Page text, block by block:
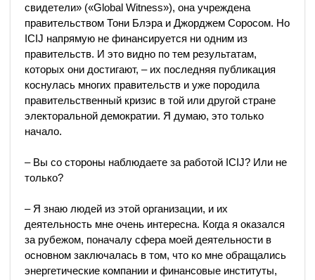
свидетели» («Global Witness»), она учреждена
правительством Тони Блэра и Джорджем Соросом. Но
ICIJ напрямую не финансируется ни одним из
правительств. И это видно по тем результатам,
которых они достигают, – их последняя публикация
коснулась многих правительств и уже породила
правительственный кризис в той или другой стране
электоральной демократии. Я думаю, это только
начало.
– Вы со стороны наблюдаете за работой ICIJ? Или не
только?
– Я знаю людей из этой организации, и их
деятельность мне очень интересна. Когда я оказался
за рубежом, поначалу сфера моей деятельности в
основном заключалась в том, что ко мне обращались
энергетические компании и финансовые институты,